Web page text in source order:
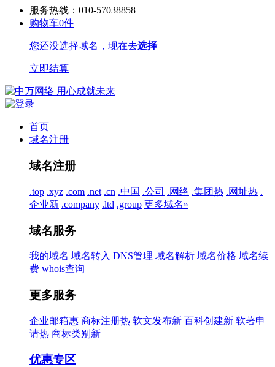
服务热线：010-57038858
购物车0件
您还没选择域名，现在去选择
立即结算
首页
域名注册
域名注册
.top .xyz .com .net .cn .中国 .公司 .网络 .集团热 .网址热 .
企业新 .company .ltd .group 更多域名»
域名服务
我的域名 域名转入 DNS管理 域名解析 域名价格 域名续
费 whois查询
更多服务
企业邮箱惠 商标注册热 软文发布新 百科创建新 软著申
请热 商标类别 新
优惠专区